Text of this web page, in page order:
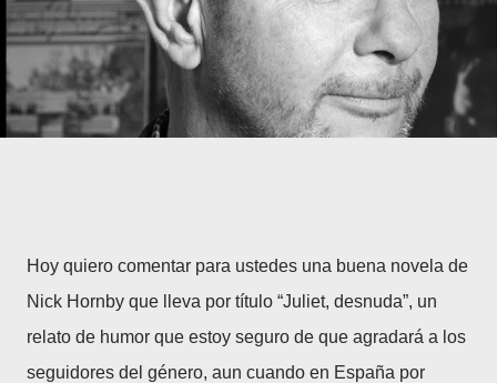
Hoy quiero comentar para ustedes una buena novela de
Nick Hornby que lleva por título “Juliet, desnuda”, un
relato de humor que estoy seguro de que agradará a los
seguidores del género, aun cuando en España por